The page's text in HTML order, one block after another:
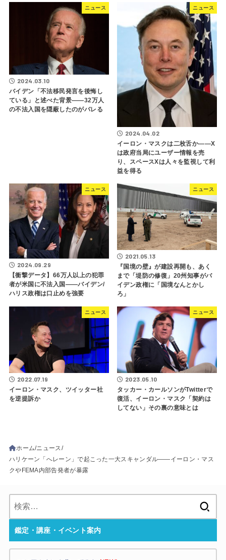
ニュース
2024.03.10
バイデン「不法移民発言を後悔し
ている」と述べた背景――32万人
の不法入国を隠蔽したのがバレる
ニュース
2024.04.02
イーロン・マスクは二枚舌か――X
は政府当局にユーザー情報を売
り、スペースXは人々を監視して利
益を得る
ニュース
2024.09.29
【衝撃データ】66万人以上の犯罪
者が米国に不法入国――バイデン/
ハリス政権は口止めを強要
ニュース
2021.05.13
『国境の壁』が建設再開も、あく
まで「堤防の修復」20州知事がバ
イデン政権に「国境なんとかし
ろ」
ニュース
2022.07.19
イーロン・マスク、ツイッター社
を逆提訴か
ニュース
2023.05.10
タッカー・カールソンがTwitterで
復活、イーロン・マスク「契約は
してない」その裏の意味とは
ホーム ニュース
ハリケーン「へレーン」で起こった一大スキャンダル――イーロン・マス
クやFEMA内部告発者が暴露
鑑定・講座・イベント案内